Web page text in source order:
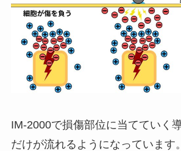
IM-2000で損傷部位に当てていく
だけが流れるようになっています。